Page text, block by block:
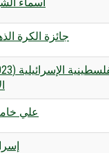
جائزة الكرة
علي